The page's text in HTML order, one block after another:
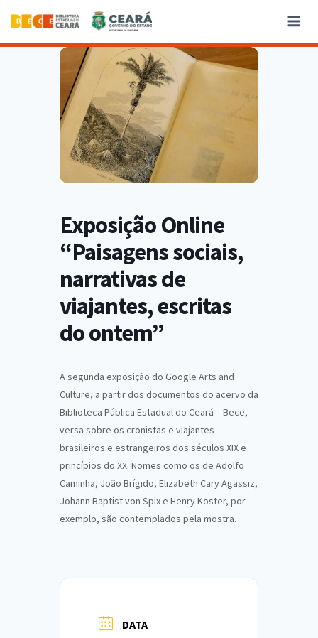
Exposição Online
“Paisagens sociais,
narrativas de
viajantes, escritas
do ontem”
A segunda exposição do Google Arts and
Culture, a partir dos documentos do acervo da
Biblioteca Pública Estadual do Ceará – Bece,
versa sobre os cronistas e viajantes
brasileiros e estrangeiros dos séculos XIX e
princípios do XX. Nomes como os de Adolfo
Caminha, João Brígido, Elizabeth Cary Agassiz,
Johann Baptist von Spix e Henry Koster, por
exemplo, são contemplados pela mostra.
DATA